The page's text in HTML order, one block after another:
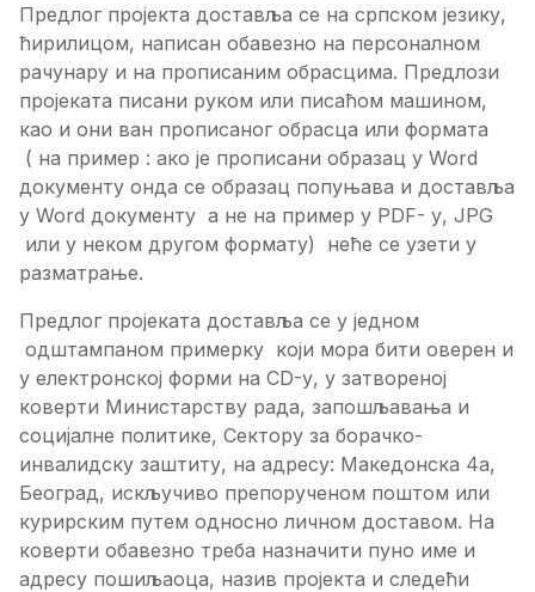
Предлог пројекта доставља се на српском језику,
ћирилицом, написан обавезно на персоналном
рачунару и на прописаним обрасцима. Предлози
пројеката писани руком или писаћом машином,
као и они ван прописаног обрасца или формата
( на пример : ако је прописани образац у Word
документу онда се образац попуњава и доставља
у Word документу а не на пример у PDF- у, JPG
или у неком другом формату) неће се узети у
разматрање.
Предлог пројеката доставља се у једном
одштампаном примерку који мора бити оверен и
у електронској форми на CD-у, у затвореној
коверти Министарству рада, запошљавања и
социјалне политике, Сектору за борачко-
инвалидску заштиту, на адресу: Македонска 4а,
Београд, искључиво препорученом поштом или
курирским путем односно личном доставом. На
коверти обавезно треба назначити пуно име и
адресу пошиљаоца, назив пројекта и следећи